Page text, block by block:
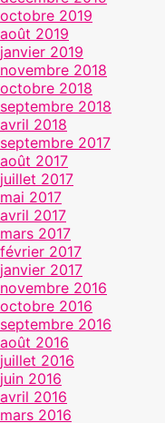
octobre 2019
août 2019
janvier 2019
novembre 2018
octobre 2018
septembre 2018
avril 2018
septembre 2017
août 2017
juillet 2017
mai 2017
avril 2017
mars 2017
février 2017
janvier 2017
novembre 2016
octobre 2016
septembre 2016
août 2016
juillet 2016
juin 2016
avril 2016
mars 2016